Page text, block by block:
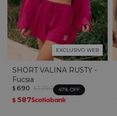
EXCLUSIVO WEB
SHORT VALINA RUSTY -
Fucsia
$ 690 $ 1.290 47
$ 587